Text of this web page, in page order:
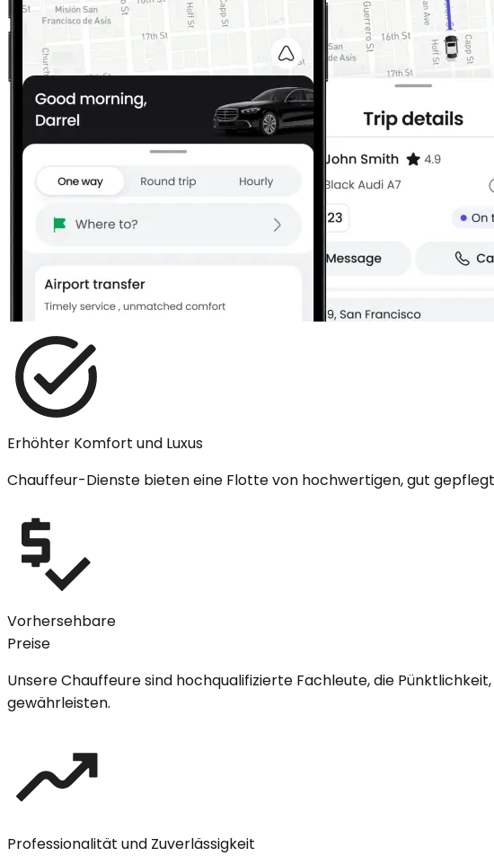
Erhöhter Komfort und Luxus
Chauffeur-Dienste bieten eine Flotte von hochwertigen, gut
Vorhersehbare
Preise
Unsere Chauffeure sind hochqualifizierte Fachleute, die
gewährleisten.
Professionalität und Zuverlässigkeit